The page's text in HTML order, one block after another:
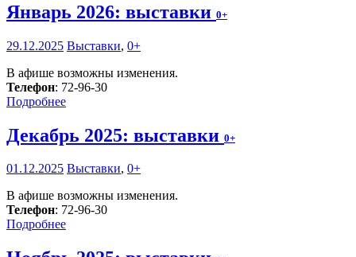
Январь 2026: выставки 0+
29.12.2025 Выставки, 0+
В афише возможны изменения.
Телефон: 72-96-30
Подробнее
Декабрь 2025: выставки 0+
01.12.2025 Выставки, 0+
В афише возможны изменения.
Телефон: 72-96-30
Подробнее